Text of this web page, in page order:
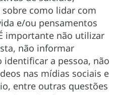
como lidar com
e/ou pensamentos
importante não utilizar
não informar
a pessoa, não
nas mídias sociais e
entre outras questões